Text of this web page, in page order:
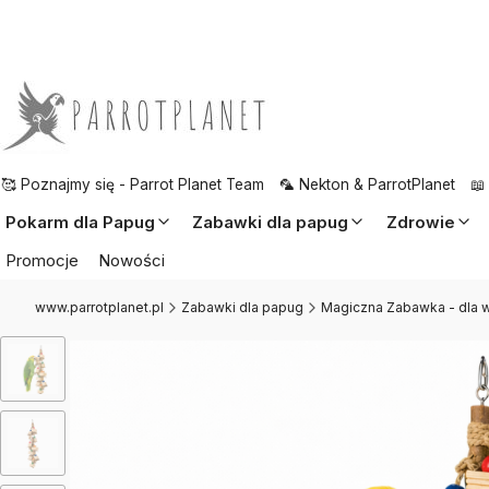
🥰 Poznajmy się - Parrot Planet Team 🦜 Nekton & ParrotPlanet 📖
Pokarm dla Papug Zabawki dla papug
Zdrowie
Promocje
Nowości
www.parrotplanet.pl Zabawki dla papug Magiczna Zabawka - dla